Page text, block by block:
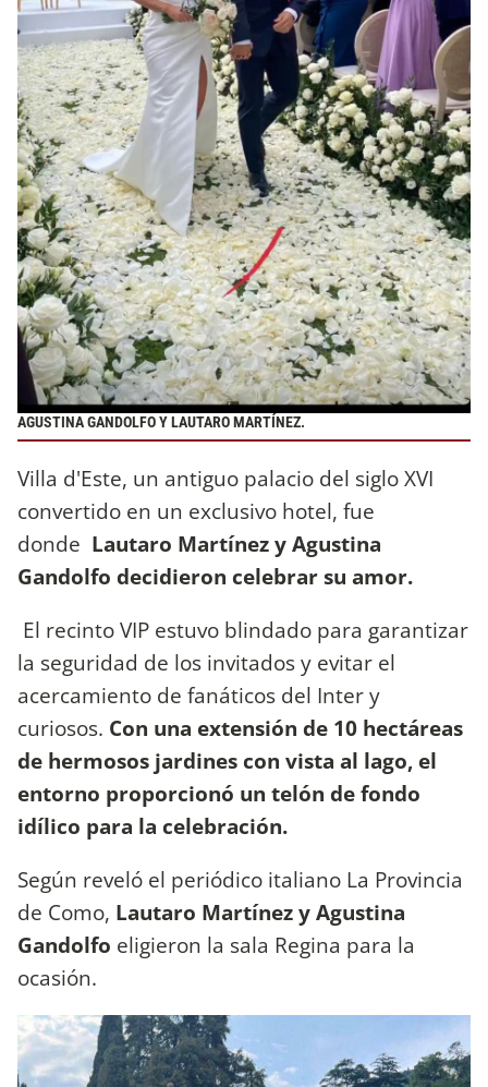
AGUSTINA GANDOLFO Y LAUTARO MARTÍNEZ.
Villa d'Este, un antiguo palacio del siglo XVI
convertido en un exclusivo hotel, fue
donde Lautaro Martínez y Agustina
Gandolfo decidieron celebrar su amor.
El recinto VIP estuvo blindado para garantizar
la seguridad de los invitados y evitar el
acercamiento de fanáticos del Inter y
curiosos. Con una extensión de 10 hectáreas
de hermosos jardines con vista al lago, el
entorno proporcionó un telón de fondo
idílico para la celebración.
Según reveló el periódico italiano La Provincia
de Como, Lautaro Martínez y Agustina
Gandolfo eligieron la sala Regina para la
ocasión.